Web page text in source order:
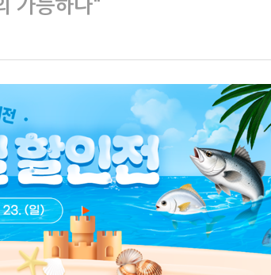
가능하다"